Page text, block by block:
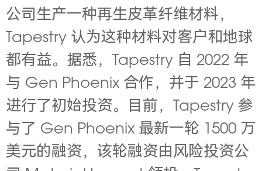
公司生产一种再生皮革纤维材料，
Tapestry 认为这种材料对客户和地球
都有益。据悉，Tapestry 自 2022 年
与 Gen Phoenix 合作，并于 2023 年
进行了初始投资。目前，Tapestry 参
与了 Gen Phoenix 最新一轮 1500 万
美元的融资，该轮融资由风险投资公